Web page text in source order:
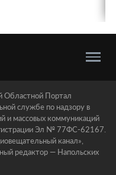
Областной Портал
службе по надзору в
и массовых коммуникаций
Эл № 77ФС-62167.
канал»,
редактор — Напольских